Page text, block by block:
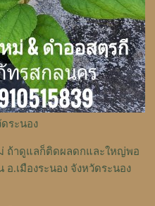
ระนอง
ถ้าดูแลก็ติดผลดกและใหญ่พอ
.เมืองระนอง จังหวัดระนอง